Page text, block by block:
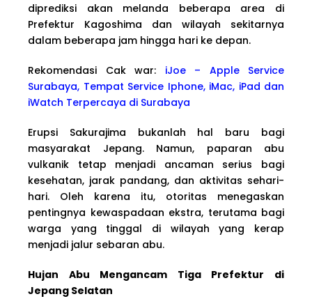
diprediksi akan melanda beberapa area di
Prefektur Kagoshima dan wilayah sekitarnya
dalam beberapa jam hingga hari ke depan.
Rekomendasi Cak war: iJoe – Apple Service
Surabaya, Tempat Service Iphone, iMac, iPad dan
iWatch Terpercaya di Surabaya
Erupsi Sakurajima bukanlah hal baru bagi
masyarakat Jepang. Namun, paparan abu
vulkanik tetap menjadi ancaman serius bagi
kesehatan, jarak pandang, dan aktivitas sehari-
hari. Oleh karena itu, otoritas menegaskan
pentingnya kewaspadaan ekstra, terutama bagi
warga yang tinggal di wilayah yang kerap
menjadi jalur sebaran abu.
Hujan Abu Mengancam Tiga Prefektur di
Jepang Selatan